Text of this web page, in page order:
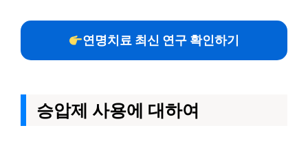
연명치료 최신 연구 확인하기
승압제 사용에 대하여